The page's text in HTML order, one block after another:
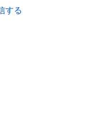
する